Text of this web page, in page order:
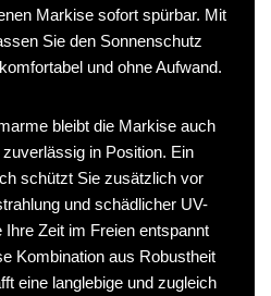
Markise sofort spürbar. Mit
Sie den Sonnenschutz
und ohne Aufwand.
bleibt die Markise auch
in Position. Ein
schützt Sie zusätzlich vor
und schädlicher UV-
Zeit im Freien entspannt
Kombination aus Robustheit
eine langlebige und zugleich